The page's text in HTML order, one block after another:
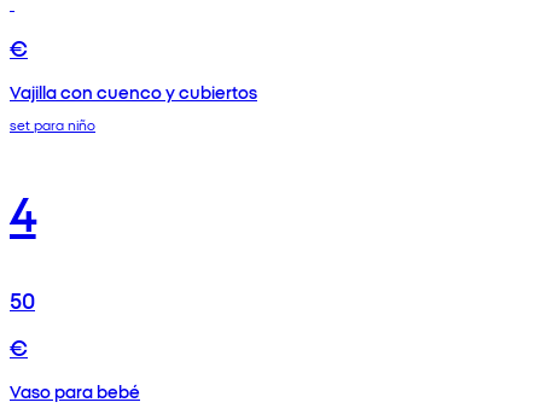
€
Vajilla con cuenco y cubiertos
set para niño
4
50
€
Vaso para bebé